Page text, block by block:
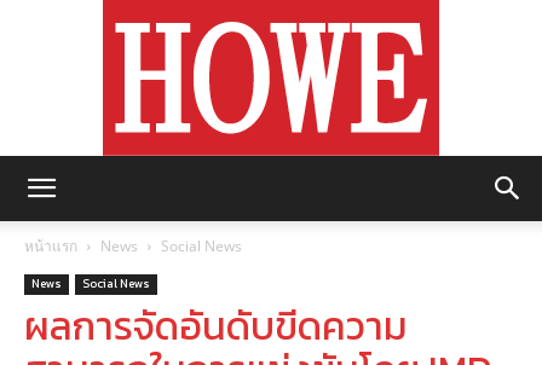
หน้าแรก News Social News
News Social News
ผลการจัดอันดับขีดความ